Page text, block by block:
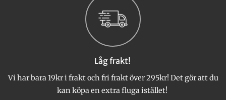
alternativen
produktsidan
Låg frakt!
Vi har bara 19kr i frakt och fri frakt över 295kr! Det gör att du
kan köpa en extra fluga istället!